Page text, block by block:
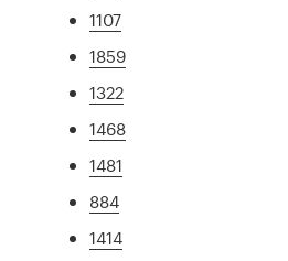
1107
1859
1322
1468
1481
884
1414